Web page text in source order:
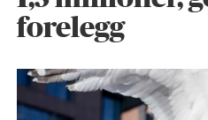
forelegg